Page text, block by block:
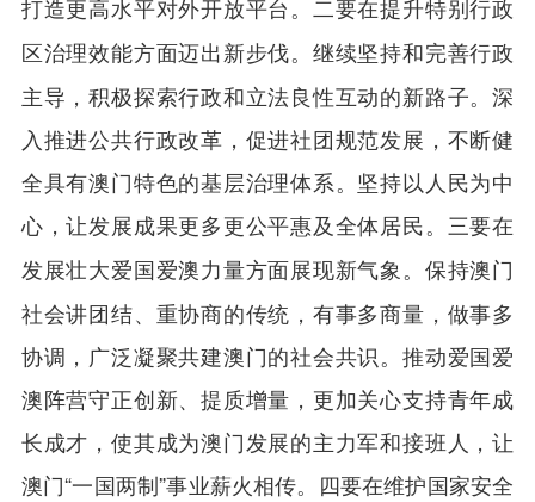
打造更高水平对外开放平台。 二要在提升特别行政
区治理效能方面迈出新步伐。 继续坚持和完善行政
主导，积极探索行政和立法良性互动的新路子。深
入推进公共行政改革，促进社团规范发展，不断健
全具有澳门特色的基层治理体系。坚持以人民为中
心，让发展成果更多更公平惠及全体居民。 三要在
发展壮大爱国爱澳力量方面展现新气象。 保持澳门
社会讲团结、重协商的传统，有事多商量，做事多
协调，广泛凝聚共建澳门的社会共识。推动爱国爱
澳阵营守正创新、提质增量，更加关心支持青年成
长成才，使其成为澳门发展的主力军和接班人，让
澳门“一国两制”事业薪火相传。 四要在维护国家安全